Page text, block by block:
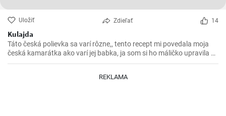
Uložiť Zdieľať 14
Kulajda
Táto česká polievka sa varí rôzne,, tento recept mi povedala moja
česká kamarátka ako varí jej babka, ja som si ho máličko upravila a
chutila nám s manželom. Skúste 😉
REKLAMA